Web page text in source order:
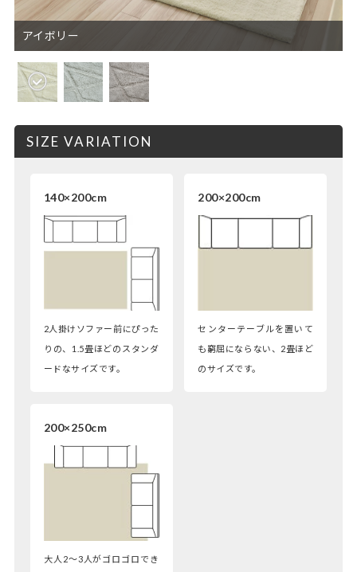
アイボリー
SIZE VARIATION
140×200cm
2人掛けソファー前にぴった
りの、1.5畳ほどのスタンダ
ードなサイズです。
200×200cm
センターテーブルを置いて
も窮屈にならない、2畳ほど
のサイズです。
200×250cm
大人2～3人がゴロゴロでき